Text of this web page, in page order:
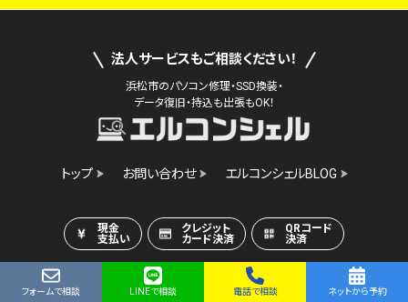
法人サービスもご相談ください！
浜松市のパソコン修理・SSD換装・
データ復旧・持込も出張もOK！
トップ お問い合わせ エルコンシェルBLOG
現金
支払い
クレジット
カード決済
QRコード
決済
フォームで相談 LINEで相談 電話で相談 ネットから予約